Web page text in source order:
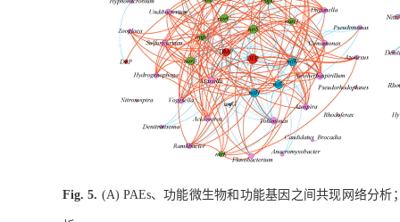
Fig. 5. (A) PAEs、功能微生物和功能基因之间共现网络分析